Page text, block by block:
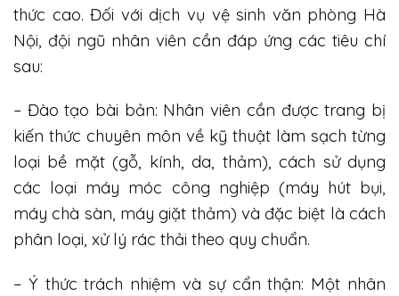
thức cao. Đối với dịch vụ vệ sinh văn phòng Hà
Nội, đội ngũ nhân viên cần đáp ứng các tiêu chí
sau:
– Đào tạo bài bản: Nhân viên cần được trang bị
kiến thức chuyên môn về kỹ thuật làm sạch từng
loại bề mặt (gỗ, kính, da, thảm), cách sử dụng
các loại máy móc công nghiệp (máy hút bụi,
máy chà sàn, máy giặt thảm) và đặc biệt là cách
phân loại, xử lý rác thải theo quy chuẩn.
– Ý thức trách nhiệm và sự cẩn thận: Một nhân